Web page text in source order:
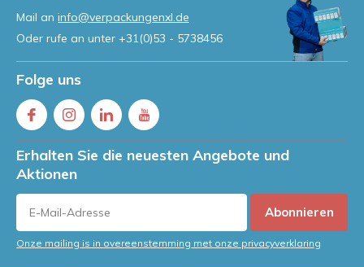
Mail an info@verpackungenxl.de
Oder rufe an unter +31(0)53 - 5738456
Folge uns
Erhalten Sie die neuesten Angebote und
Aktionen
Abonnieren
Onze mailing is in overeenstemming met onze privacyverklaring